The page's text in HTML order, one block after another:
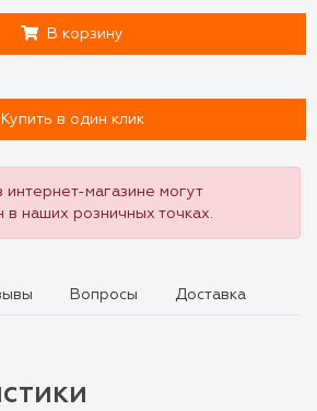
В корзину
Купить в один клик
магазине могут
в наших розничных точках.
Вопросы Доставка